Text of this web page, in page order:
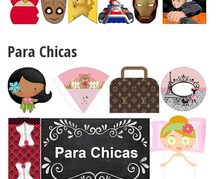
Para Chicas